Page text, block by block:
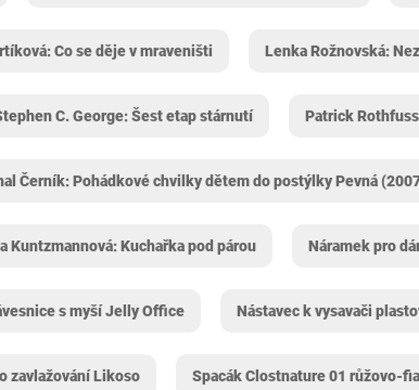
Co se děje v mraveništi Lenka Rožnovská:
C. George: Šest etap stárnutí Patrick
Černík: Pohádkové chvilky dětem do postýlky Pevná
Kuntzmannová: Kuchařka pod párou Náramek pro
s myší Jelly Office Nástavec k vysavači
zavlažování Likoso Spacák Clostnature 01 růžovo-